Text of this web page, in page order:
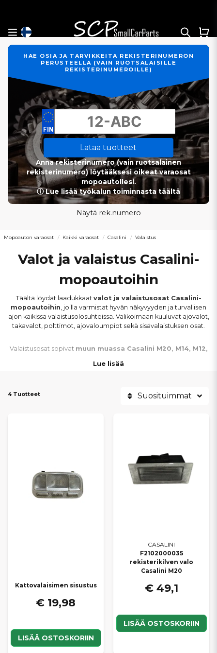
HAE OSIA JA TARVIKKEITA REKISTERINUMERON
PERUSTEELLA (VAIN RUOTSALAISILLE
REKISTERINUMEROILLE)
Lataa tuotteet
Anna rekisterinumero (vain ruotsalainen
rekisterinumero) löytääksesi oikeat varaosat
mopoautollesi.
ⓘ Lue lisää työkalun toiminnasta täältä
Näytä rek.numero
Mopoauton varaosat Kaikki varaosat Casalini Valaistus
Valot ja valaistus Casalini-
mopoautoihin
Täältä löydät laadukkaat valot ja valaistusosat Casalini-
mopoautoihin, joilla varmistat hyvän näkyvyyden ja turvallisen
ajon kaikissa valaistusolosuhteissa. Valikoimaan kuuluvat ajovalot,
takavalot, polttimot, ajovaloumpiot sekä sisävalaistuksen osat.
Valaistusosat sopivat muun muassa Casalini M20, M14, M12,
vaihtamisesta, valotehon parantamisesta tai kuluneiden
Toimiva valaistus parantaa näkyvyyttä, ajoturvallisuutta ja
Lue lisää
4 Tuotteet Suosituimmat
Kattovalaisimen sisustus
€ 19,98
LISÄÄ OSTOSKORIIN
CASALINI
F2102000035
rekisterikilven valo
Casalini M20
€ 49,1
LISÄÄ OSTOSKORIIN